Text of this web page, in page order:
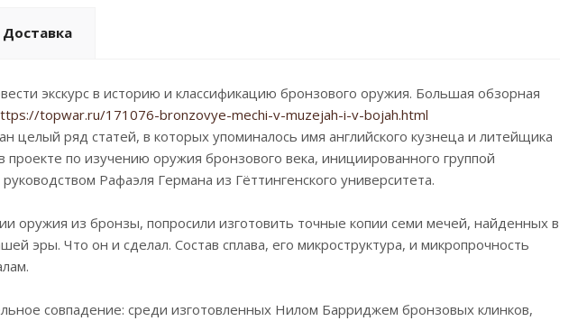
Доставка
экскурс в историю и классификацию бронзового оружия. Большая обзорная
topwar.ru/171076-bronzovye-mechi-v-muzejah-i-v-bojah.html
целый ряд статей, в которых упоминалось имя английского кузнеца и литейщика
по изучению оружия бронзового века, инициированного группой
Рафаэля Германа из Гёттингенского университета.
оружия из бронзы, попросили изготовить точные копии семи мечей, найденных в
эры. Что он и сделал. Состав сплава, его микроструктура, и микропрочность
совпадение: среди изготовленных Нилом Барриджем бронзовых клинков,